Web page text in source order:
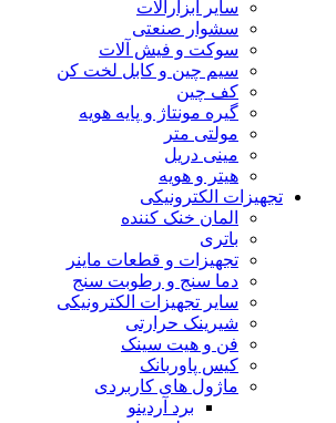
سایر ابزارآلات
سشوار صنعتی
سوکت و فیش آلات
سیم چین و کابل لخت کن
کف چین
گیره مونتاژ و پایه هویه
مولتی متر
مینی دریل
هیتر و هویه
تجهیزات الکترونیکی
المان خنک کننده
باتری
تجهیزات و قطعات ماینر
دما سنج و رطوبت سنج
سایر تجهیزات الکترونیکی
شیرینک حرارتی
فن و هیت سینک
کیس پاوربانک
ماژول های کاربردی
برد آردینو